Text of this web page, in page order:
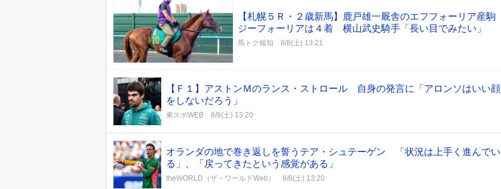
【札幌５Ｒ・２歳新馬】鹿戸雄一厩舎のエフフォーリア産駒
ジーフォーリアは４着 横山武史騎手「長い目でみたい」
馬トク報知 8/8(土) 13:21
【Ｆ１】アストンＭのランス・ストロール 自身の発言に「アロンソはいい顔
をしないだろう」
東スポWEB 8/8(土) 13:20
オランダの地で巻き返しを誓うテア・シュテーゲン 「状況は上手く進んでい
る」、「戻ってきたという感覚がある」
theWORLD（ザ・ワールドWeb） 8/8(土) 13:20